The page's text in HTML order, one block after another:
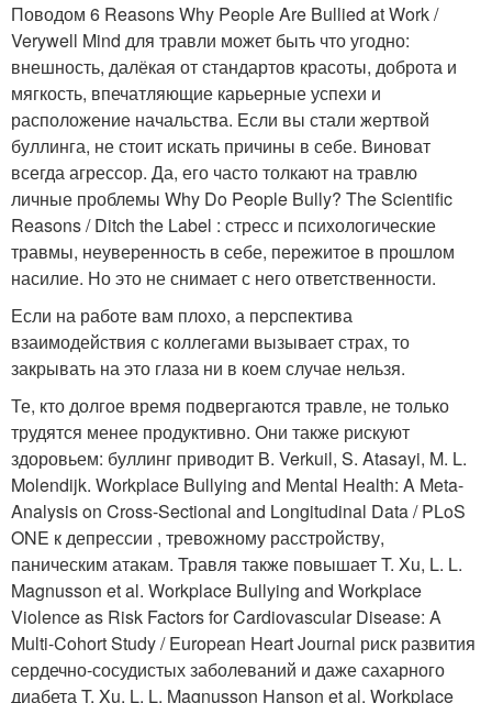
Поводом 6 Reasons Why People Are Bullied at Work /
Verywell Mind для травли может быть что угодно:
внешность, далёкая от стандартов красоты, доброта и
мягкость, впечатляющие карьерные успехи и
расположение начальства. Если вы стали жертвой
буллинга, не стоит искать причины в себе. Виноват
всегда агрессор. Да, его часто толкают на травлю
личные проблемы Why Do People Bully? The Scientific
Reasons / Ditch the Label : стресс и психологические
травмы, неуверенность в себе, пережитое в прошлом
насилие. Но это не снимает с него ответственности.
Если на работе вам плохо, а перспектива
взаимодействия с коллегами вызывает страх, то
закрывать на это глаза ни в коем случае нельзя.
Те, кто долгое время подвергаются травле, не только
трудятся менее продуктивно. Они также рискуют
здоровьем: буллинг приводит B. Verkuil, S. Atasayi, M. L.
Molendijk. Workplace Bullying and Mental Health: A Meta-
Analysis on Cross-Sectional and Longitudinal Data / PLoS
ONE к депрессии , тревожному расстройству,
паническим атакам. Травля также повышаетT. Xu, L. L.
Magnusson et al. Workplace Bullying and Workplace
Violence as Risk Factors for Cardiovascular Disease: A
Multi-Cohort Study / European Heart Journal риск развития
сердечно‑сосудистых заболеваний и даже сахарного
диабетаT. Xu, L. L. Magnusson Hanson et al. Workplace